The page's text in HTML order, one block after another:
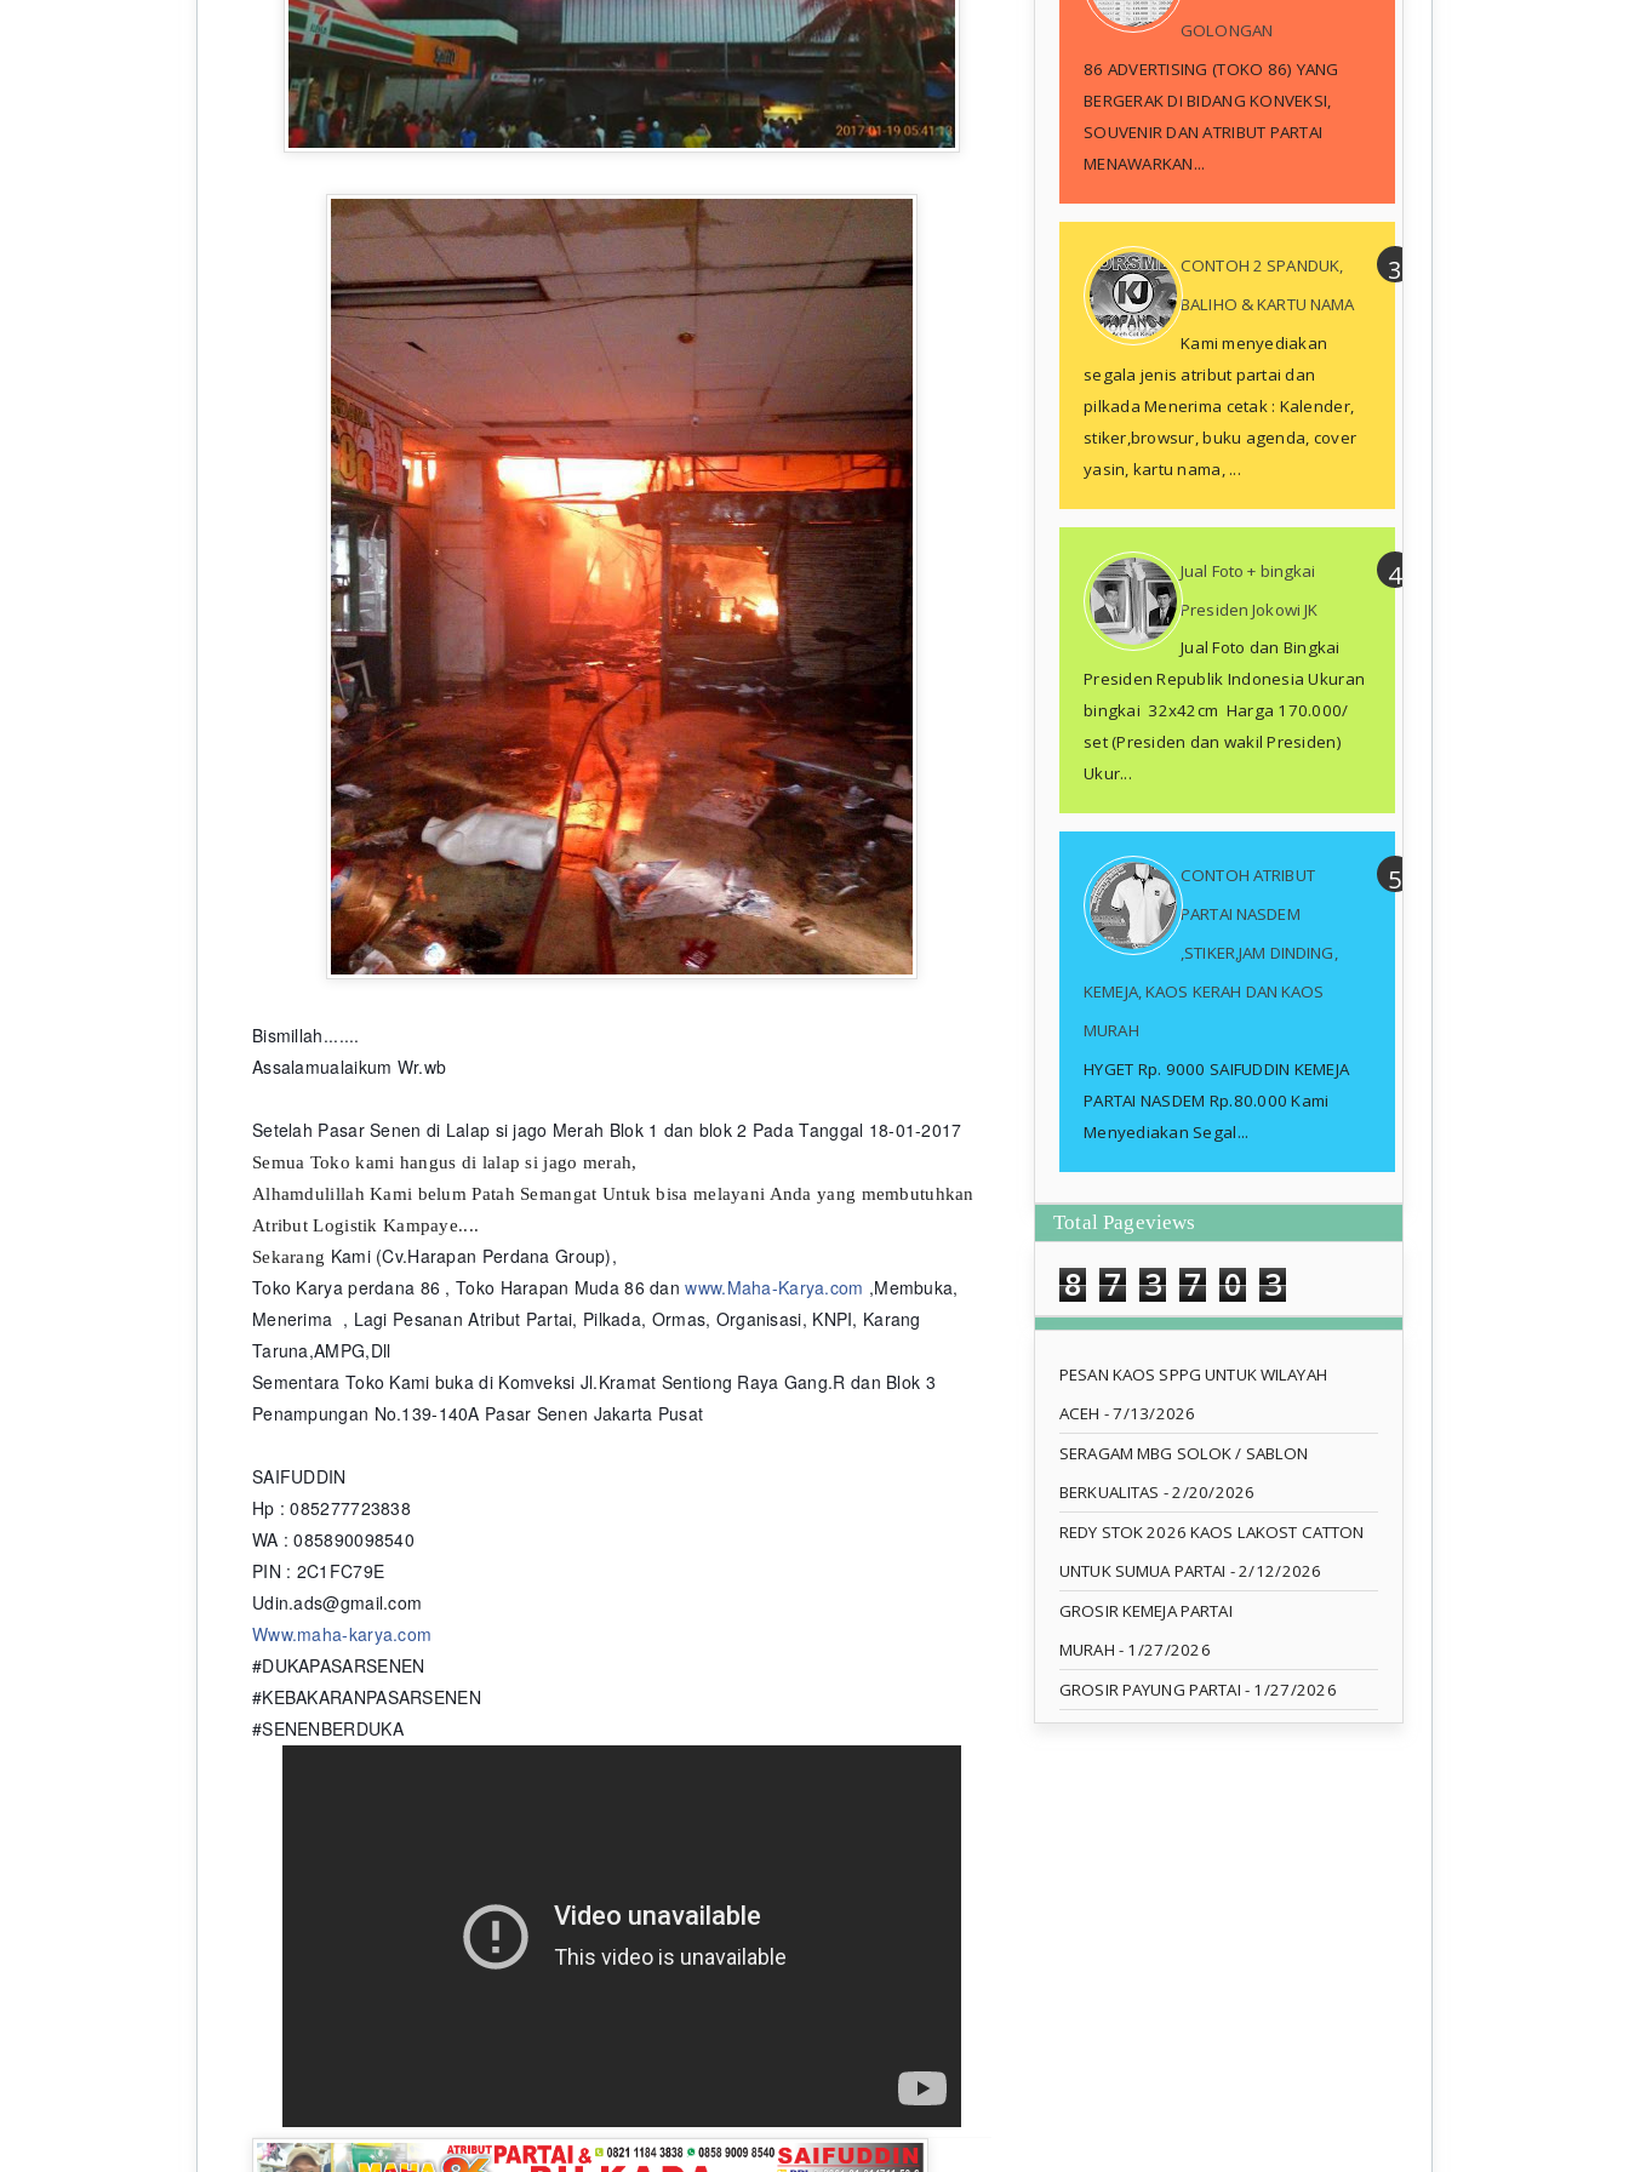
Bismillah.......
Assalamualaikum Wr.wb
Setelah Pasar Senen di Lalap si jago Merah Blok 1 dan blok 2 Pada Tanggal 18-01-2017
Semua Toko kami hangus di lalap si jago merah,
Alhamdulillah Kami belum Patah Semangat Untuk bisa melayani Anda yang membutuhkan
Atribut Logistik Kampaye....
Sekarang Kami (Cv.Harapan Perdana Group),
Toko Karya perdana 86 , Toko Harapan Muda 86 danwww.Maha-Karya.com ,Membuka,
Menerima , Lagi Pesanan Atribut Partai, Pilkada, Ormas, Organisasi, KNPI, Karang
Taruna,AMPG,Dll
Sementara Toko Kami buka di Komveksi Jl.Kramat Sentiong Raya Gang.R dan Blok 3
Penampungan No.139-140A Pasar Senen Jakarta Pusat
SAIFUDDIN
Hp : 085277723838
WA : 085890098540
PIN : 2C1FC79E
Udin.ads@gmail.com
Www.maha-karya.com
#DUKAPASARSENEN
#KEBAKARANPASARSENEN
#SENENBERDUKA
GOLONGAN
86 ADVERTISING (TOKO 86) YANG
BERGERAK DI BIDANG KONVEKSI,
SOUVENIR DAN ATRIBUT PARTAI
MENAWARKAN...
CONTOH 2 SPANDUK,
BALIHO & KARTU NAMA
Kami menyediakan
segala jenis atribut partai dan
pilkada Menerima cetak : Kalender,
stiker,browsur, buku agenda, cover
yasin, kartu nama, ...
Jual Foto + bingkai
Presiden Jokowi JK
Jual Foto dan Bingkai
Presiden Republik Indonesia Ukuran
bingkai 32x42cm Harga 170.000/
set (Presiden dan wakil Presiden)
Ukur...
CONTOH ATRIBUT
PARTAI NASDEM
,STIKER,JAM DINDING,
KEMEJA, KAOS KERAH DAN KAOS
MURAH
HYGET Rp. 9000 SAIFUDDIN KEMEJA
PARTAI NASDEM Rp.80.000 Kami
Menyediakan Segal...
Total Pageviews
8 7 3 7 0 3
PESAN KAOS SPPG UNTUK WILAYAH
ACEH - 7/13/2026
SERAGAM MBG SOLOK / SABLON
BERKUALITAS - 2/20/2026
REDY STOK 2026 KAOS LAKOST CATTON
UNTUK SUMUA PARTAI - 2/12/2026
GROSIR KEMEJA PARTAI
MURAH - 1/27/2026
GROSIR PAYUNG PARTAI - 1/27/2026